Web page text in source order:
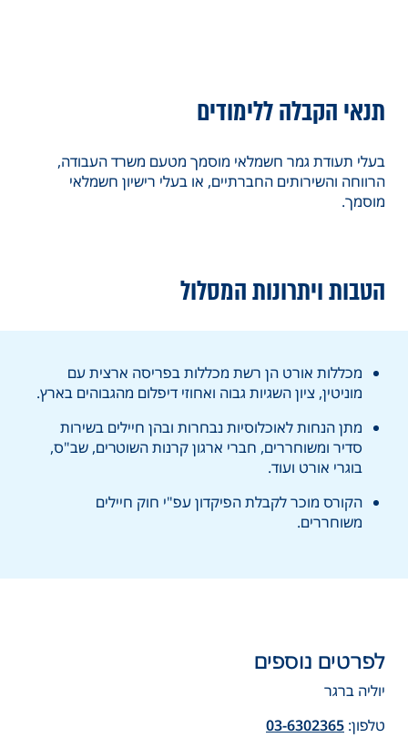
תנאי הקבלה ללימודים
בעלי תעודת גמר חשמלאי מוסמך מטעם משרד העבודה,
הרווחה והשירותים החברתיים, או בעלי רישיון חשמלאי
מוסמך.
הטבות ויתרונות המסלול
מכללות אורט הן רשת מכללות בפריסה ארצית עם
מוניטין, ציון השגיות גבוה ואחוזי דיפלום מהגבוהים בארץ.
מתן הנחות לאוכלוסיות נבחרות ובהן חיילים בשירות
סדיר ומשוחררים, חברי ארגון קרנות השוטרים, שב"ס,
בוגרי אורט ועוד.
הקורס מוכר לקבלת הפיקדון עפ"י חוק חיילים
משוחררים.
לפרטים נוספים
יוליה ברגר
טלפון: 03-6302365